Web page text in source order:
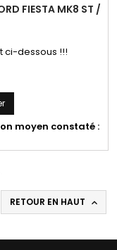
FIESTA MK8 ST /
ci-dessous !!!
moyen constaté :
RETOUR EN HAUT 